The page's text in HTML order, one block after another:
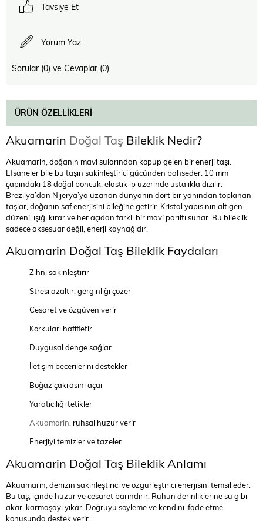
Tavsiye Et
Yorum Yaz
Sorular (0) ve Cevaplar (0)
ÜRÜN ÖZELLIKLERI
Akuamarin Doğal Taş Bileklik Nedir?
Akuamarin, doğanın mavi sularından kopup gelen bir enerji taşı.
Efsaneler bile bu taşın sakinleştirici gücünden bahseder. 10 mm
çapındaki 18 doğal boncuk, elastik ip üzerinde ustalıkla dizilir.
Brezilya’dan Nijerya’ya uzanan dünyanın dört bir yanından toplanan
taşlar, doğanın saf enerjisini bileğine getirir. Kristal yapısının altıgen
düzeni, ışığı kırar ve her açıdan farklı bir mavi parıltı sunar. Bu bileklik
sadece aksesuar değil, enerji kaynağıdır.
Akuamarin Doğal Taş Bileklik Faydaları
Zihni sakinleştirir
Stresi azaltır, gerginliği çözer
Cesaret ve özgüven verir
Korkuları hafifletir
Duygusal denge sağlar
İletişim becerilerini destekler
Boğaz çakrasını açar
Yaratıcılığı tetikler
Akuamarin, ruhsal huzur verir
Enerjiyi temizler ve tazeler
Akuamarin Doğal Taş Bileklik Anlamı
Akuamarin, denizin sakinleştirici ve özgürleştirici enerjisini temsil eder.
Bu taş, içinde huzur ve cesaret barındırır. Ruhun derinliklerine su gibi
akar, karmaşayı yıkar. Doğruyu söyleme ve kendini ifade etme
konusunda destek verir.